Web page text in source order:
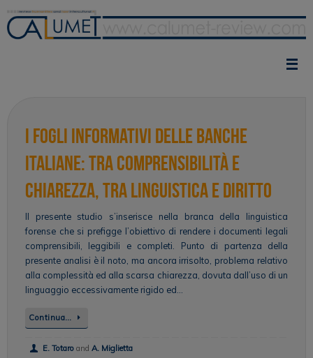
contenuto
I fogli informativi delle banche
italiane: tra comprensibilità e
chiarezza, tra linguistica e diritto
Il presente studio s’inserisce nella branca della linguistica
forense che si prefigge l’obiettivo di rendere i documenti legali
comprensibili, leggibili e completi. Punto di partenza della
presente analisi è il noto, ma ancora irrisolto, problema relativo
alla complessità ed alla scarsa chiarezza, dovuta dall’uso di un
linguaggio eccessivamente rigido ed…
Continua…
E. Totaroand A. Miglietta